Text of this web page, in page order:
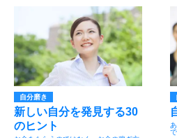
自分磨き
新しい自分を発見する30
のヒント